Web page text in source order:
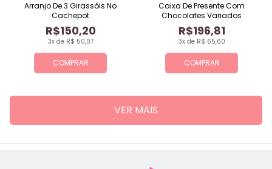
COMPRAR
3x de R$ 50,07
R$150,20
Arranjo De 3 Girassóis No
Cachepot
COMPRAR
3x de R$ 65,60
R$196,81
Caixa De Presente Com
Chocolates Variados
VER MAIS